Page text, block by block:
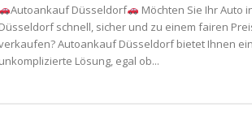
Autoankauf Düsseldorf
Möchten Sie Ihr Auto
Düsseldorf schnell, sicher und zu einem fairen
Autoankauf Düsseldorf bietet Ihnen
unkomplizierte Lösung, egal ob...